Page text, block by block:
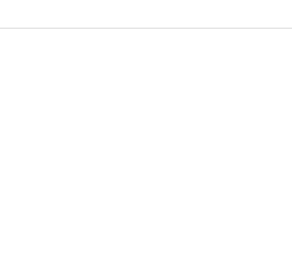
18 years old or older?